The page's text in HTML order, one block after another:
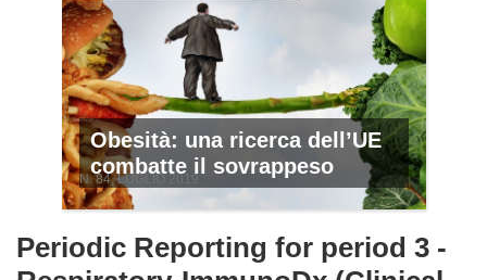
Obesità: una ricerca dell’UE
combatte il sovrappeso
N. 84, LUGLIO 2019
Periodic Reporting for period 3 -